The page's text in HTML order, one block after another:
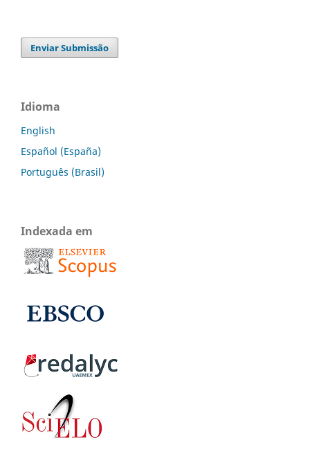
Enviar Submissão
Idioma
English
Español (España)
Português (Brasil)
Indexada em